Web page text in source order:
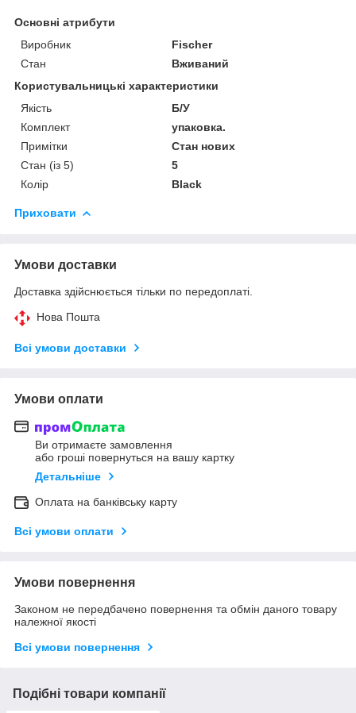
Основні атрибути
Виробник
Fischer
Стан
Вживаний
Користувальницькі характеристики
Якість
Б/У
Комплект
упаковка.
Примітки
Стан нових
Стан (із 5)
5
Колір
Black
Приховати
Умови доставки
Доставка здійснюється тільки по передоплаті.
Нова Пошта
Всі умови доставки
Умови оплати
Ви отримаєте замовлення
або гроші повернуться на вашу картку
Детальніше
Оплата на банківську карту
Всі умови оплати
Умови повернення
Законом не передбачено повернення та обмін даного товару
належної якості
Всі умови повернення
Подібні товари компанії